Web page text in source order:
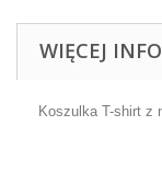
WIĘCEJ
Koszulka T-shirt z